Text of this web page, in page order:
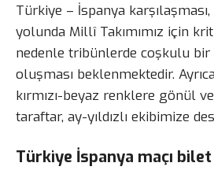
Türkiye – İspanya karşılaşması,
yolunda Millî Takımımız için
nedenle tribünlerde coşkulu
oluşması beklenmektedir.
kırmızı-beyaz renklere gönül
taraftar, ay-yıldızlı ekibimize
Türkiye İspanya maçı